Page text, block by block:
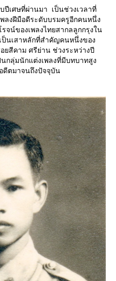
ปีเศษที่ผ่านมา เป็นช่วงเวลาที่
ลงฝีมือดีระดับบรมครูอีกคนหนึ่ง
จน์ของเพลงไทยสากลลูกกรุงใน
ป็นเสาหลักที่สำคัญคนหนึ่งของ
ยสีคาม ศรีย่าน ช่วงระหว่างปี
กลุ่มนักแต่งเพลงที่มีบทบาทสูง
ดีตมาจนถึงปัจจุบัน